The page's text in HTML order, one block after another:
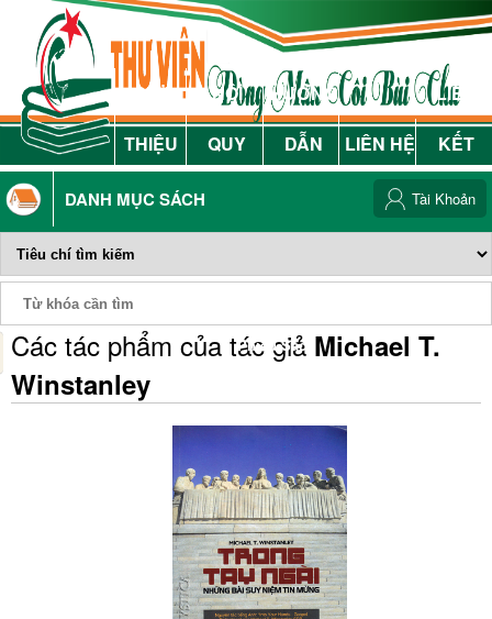
GIỚI
THIỆU
NỘI
QUY
HƯỚNG
DẪN
LIÊN HỆ
LIÊN
KẾT
DANH MỤC SÁCH
Phiếu Sách
Tài Khoản
Các tác phẩm của tác giả Michael T.
Winstanley